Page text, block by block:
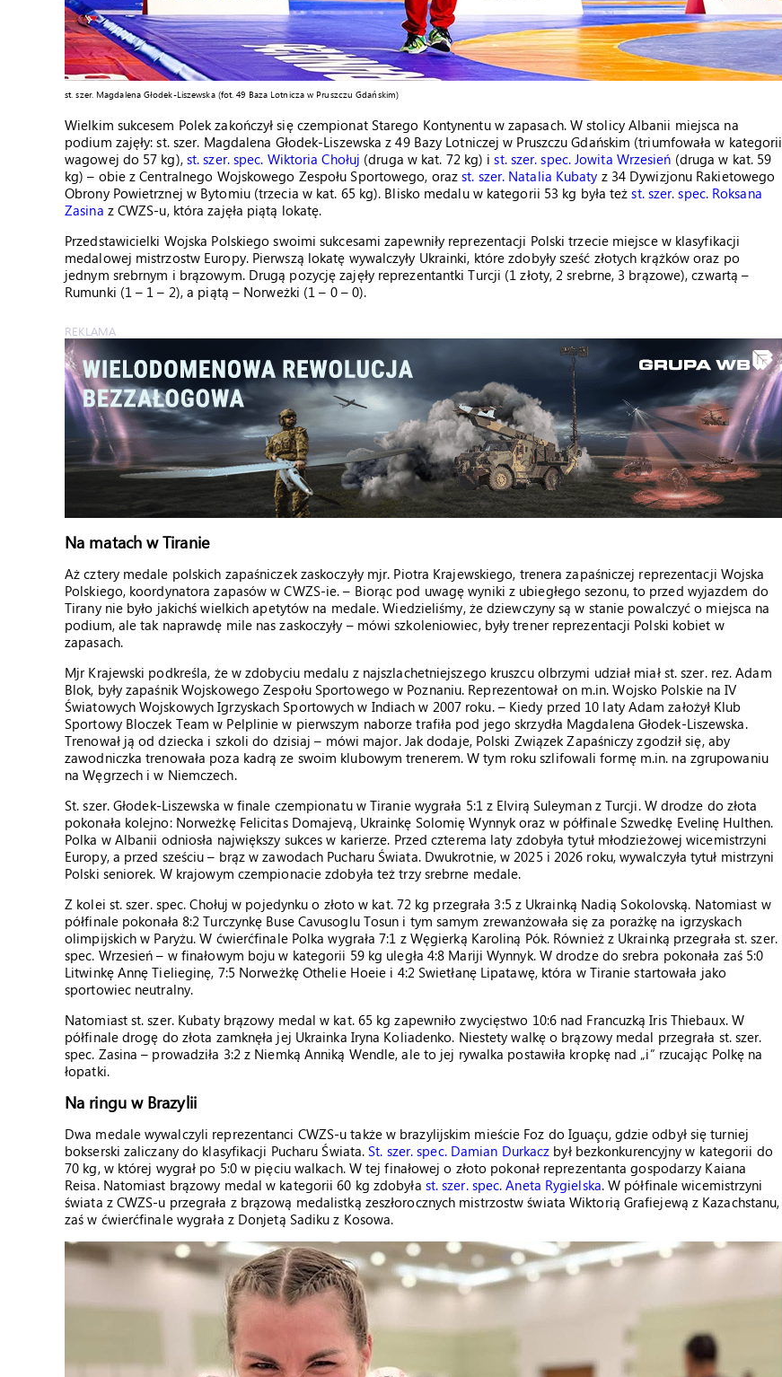
st. szer. Magdalena Głodek-Liszewska (fot.49 Baza Lotnicza w Pruszczu Gdańskim)
Wielkim sukcesem Polek zakończył się czempionat Starego Kontynentu w zapasach. W stolicy Albanii miejsca na
podium zajęły: st. szer. Magdalena Głodek-Liszewska z 49 Bazy Lotniczej w Pruszczu Gdańskim (triumfowała w kategorii
wagowej do 57 kg), st. szer. spec. Wiktoria Chołuj (druga w kat. 72 kg) ist. szer. spec. Jowita Wrzesień (druga w kat. 59
kg) – obie z Centralnego Wojskowego Zespołu Sportowego, orazst. szer. Natalia Kubaty z 34 Dywizjonu Rakietowego
Obrony Powietrznej w Bytomiu (trzecia w kat. 65 kg). Blisko medalu w kategorii 53 kg była teżst. szer. spec. Roksana
Zasina z CWZS-u, która zajęła piątą lokatę.
Przedstawicielki Wojska Polskiego swoimi sukcesami zapewniły reprezentacji Polski trzecie miejsce w klasyfikacji
medalowej mistrzostw Europy. Pierwszą lokatę wywalczyły Ukrainki, które zdobyły sześć złotych krążków oraz po
jednym srebrnym i brązowym. Drugą pozycję zajęły reprezentantki Turcji (1 złoty, 2 srebrne, 3 brązowe), czwartą –
Rumunki (1 – 1 – 2), a piątą – Norweżki (1 – 0 – 0).
REKLAMA
Na matach w Tiranie
Aż cztery medale polskich zapaśniczek zaskoczyły mjr. Piotra Krajewskiego, trenera zapaśniczej reprezentacji Wojska
Polskiego, koordynatora zapasów w CWZS-ie. – Biorąc pod uwagę wyniki z ubiegłego sezonu, to przed wyjazdem do
Tirany nie było jakichś wielkich apetytów na medale. Wiedzieliśmy, że dziewczyny są w stanie powalczyć o miejsca na
podium, ale tak naprawdę mile nas zaskoczyły – mówi szkoleniowiec, były trener reprezentacji Polski kobiet w
zapasach.
Mjr Krajewski podkreśla, że w zdobyciu medalu z najszlachetniejszego kruszcu olbrzymi udział miał st. szer. rez. Adam
Blok, były zapaśnik Wojskowego Zespołu Sportowego w Poznaniu. Reprezentował on m.in. Wojsko Polskie na IV
Światowych Wojskowych Igrzyskach Sportowych w Indiach w 2007 roku. – Kiedy przed 10 laty Adam założył Klub
Sportowy Bloczek Team w Pelplinie w pierwszym naborze trafiła pod jego skrzydła Magdalena Głodek-Liszewska.
Trenował ją od dziecka i szkoli do dzisiaj – mówi major. Jak dodaje, Polski Związek Zapaśniczy zgodził się, aby
zawodniczka trenowała poza kadrą ze swoim klubowym trenerem. W tym roku szlifowali formę m.in. na zgrupowaniu
na Węgrzech i w Niemczech.
St. szer. Głodek-Liszewska w finale czempionatu w Tiranie wygrała 5:1 z Elvirą Suleyman z Turcji. W drodze do złota
pokonała kolejno: Norweżkę Felicitas Domajevą, Ukrainkę Solomię Wynnyk oraz w półfinale Szwedkę Evelinę Hulthen.
Polka w Albanii odniosła największy sukces w karierze. Przed czterema laty zdobyła tytuł młodzieżowej wicemistrzyni
Europy, a przed sześciu – brąz w zawodach Pucharu Świata. Dwukrotnie, w 2025 i 2026 roku, wywalczyła tytuł mistrzyni
Polski seniorek. W krajowym czempionacie zdobyła też trzy srebrne medale.
Z kolei st. szer. spec. Chołuj w pojedynku o złoto w kat. 72 kg przegrała 3:5 z Ukrainką Nadią Sokolovską. Natomiast w
półfinale pokonała 8:2 Turczynkę Buse Cavusoglu Tosun i tym samym zrewanżowała się za porażkę na igrzyskach
olimpijskich w Paryżu. W ćwierćfinale Polka wygrała 7:1 z Węgierką Karoliną Pók. Również z Ukrainką przegrała st. szer.
spec. Wrzesień – w finałowym boju w kategorii 59 kg uległa 4:8 Mariji Wynnyk. W drodze do srebra pokonała zaś 5:0
Litwinkę Annę Tielieginę, 7:5 Norweżkę Othelie Hoeie i 4:2 Swietłanę Lipatawę, która w Tiranie startowała jako
sportowiec neutralny.
Natomiast st. szer. Kubaty brązowy medal w kat. 65 kg zapewniło zwycięstwo 10:6 nad Francuzką Iris Thiebaux. W
półfinale drogę do złota zamknęła jej Ukrainka Iryna Koliadenko. Niestety walkę o brązowy medal przegrała st. szer.
spec. Zasina – prowadziła 3:2 z Niemką Anniką Wendle, ale to jej rywalka postawiła kropkę nad „i” rzucając Polkę na
łopatki.
Na ringu w Brazylii
Dwa medale wywalczyli reprezentanci CWZS-u także w brazylijskim mieście Foz do Iguaçu, gdzie odbył się turniej
bokserski zaliczany do klasyfikacji Pucharu Świata.St. szer. spec. Damian Durkacz był bezkonkurencyjny w kategorii do
70 kg, w której wygrał po 5:0 w pięciu walkach. W tej finałowej o złoto pokonał reprezentanta gospodarzy Kaiana
Reisa. Natomiast brązowy medal w kategorii 60 kg zdobyła st. szer. spec. Aneta Rygielska. W półfinale wicemistrzyni
świata z CWZS-u przegrała z brązową medalistką zeszłorocznych mistrzostw świata Wiktorią Grafiejewą z Kazachstanu,
zaś w ćwierćfinale wygrała z Donjetą Sadiku z Kosowa.